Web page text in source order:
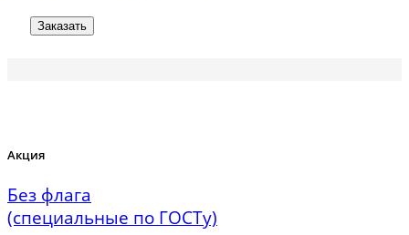
Заказать
Акция
Без флага
(специальные по ГОСТу)